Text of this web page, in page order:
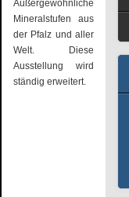
Außergewöhnliche
Mineralstufen aus
der Pfalz und aller
Welt. Diese
Ausstellung wird
ständig erweitert.